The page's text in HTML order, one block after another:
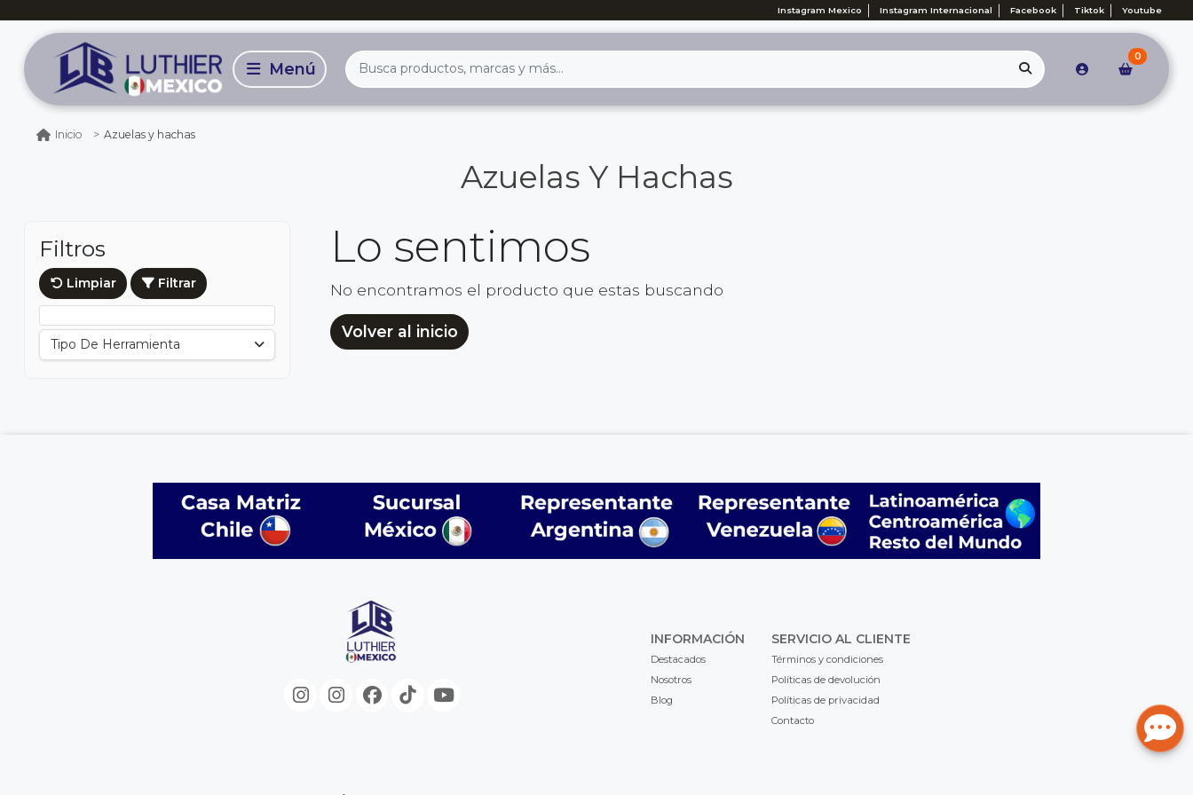
Instagram Mexico Instagram Internacional Facebook Tiktok Youtube
0
Inicio Azuelas y hachas
Azuelas Y Hachas
Filtros
Limpiar Filtrar
Tipo De Herramienta
Lo sentimos
No encontramos el producto que estas buscando
Volver al inicio
INFORMACIÓN
Destacados
Nosotros
Blog
SERVICIO AL CLIENTE
Términos y condiciones
Políticas de devolución
Políticas de privacidad
Contacto